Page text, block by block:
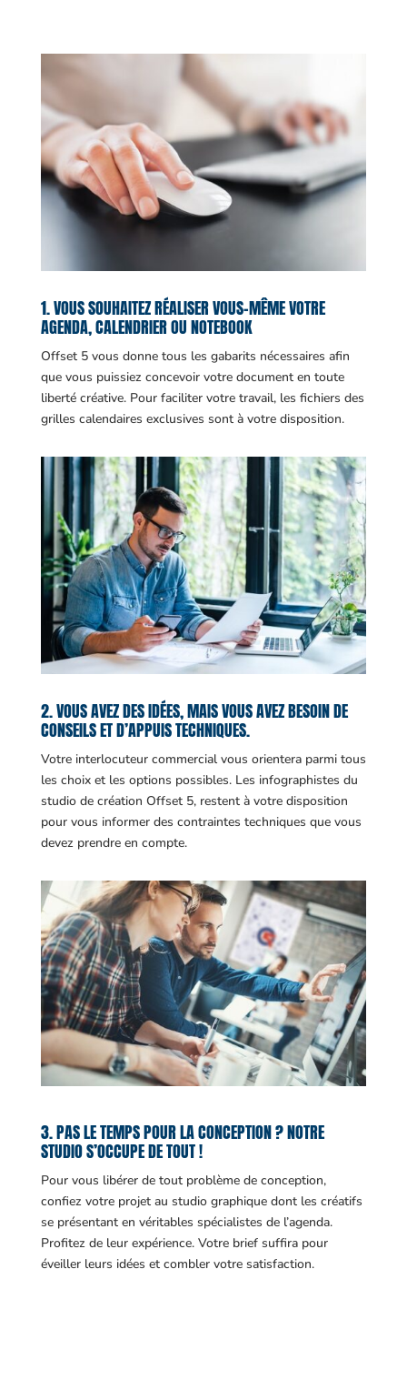
1. VOUS SOUHAITEZ RÉALISER VOUS-MÊME VOTRE
AGENDA, CALENDRIER OU NOTEBOOK
Offset 5 vous donne tous les gabarits nécessaires afin
que vous puissiez concevoir votre document en toute
liberté créative. Pour faciliter votre travail, les fichiers des
grilles calendaires exclusives sont à votre disposition.
2. VOUS AVEZ DES IDÉES, MAIS VOUS AVEZ BESOIN DE
CONSEILS ET D’APPUIS TECHNIQUES.
Votre interlocuteur commercial vous orientera parmi tous
les choix et les options possibles. Les infographistes du
studio de création Offset 5, restent à votre disposition
pour vous informer des contraintes techniques que vous
devez prendre en compte.
3. PAS LE TEMPS POUR LA CONCEPTION ? NOTRE
STUDIO S’OCCUPE DE TOUT !
Pour vous libérer de tout problème de conception,
confiez votre projet au studio graphique dont les créatifs
se présentant en véritables spécialistes de l’agenda.
Profitez de leur expérience. Votre brief suffira pour
éveiller leurs idées et combler votre satisfaction.